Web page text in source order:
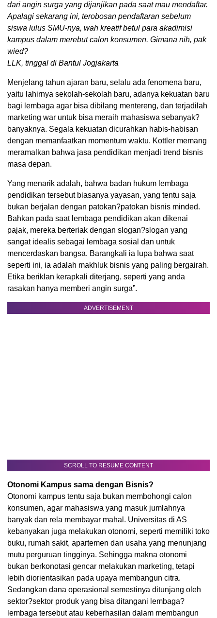
dari angin surga yang dijanjikan pada saat mau mendaftar.
Apalagi sekarang ini, terobosan pendaftaran sebelum
siswa lulus SMU-nya, wah kreatif betul para akadimisi
kampus dalam merebut calon konsumen. Gimana nih, pak
wied?
LLK, tinggal di Bantul Jogjakarta
Menjelang tahun ajaran baru, selalu ada fenomena baru,
yaitu lahirnya sekolah-sekolah baru, adanya kekuatan baru
bagi lembaga agar bisa dibilang mentereng, dan terjadilah
marketing war untuk bisa meraih mahasiswa sebanyak?
banyaknya. Segala kekuatan dicurahkan habis-habisan
dengan memanfaatkan momentum waktu. Kottler memang
meramalkan bahwa jasa pendidikan menjadi trend bisnis
masa depan.
Yang menarik adalah, bahwa badan hukum lembaga
pendidikan tersebut biasanya yayasan, yang tentu saja
bukan berjalan dengan patokan?patokan bisnis minded.
Bahkan pada saat lembaga pendidikan akan dikenai
pajak, mereka berteriak dengan slogan?slogan yang
sangat idealis sebagai lembaga sosial dan untuk
mencerdaskan bangsa. Barangkali ia lupa bahwa saat
seperti ini, ia adalah makhluk bisnis yang paling bergairah.
Etika beriklan kerapkali diterjang, seperti yang anda
rasakan hanya memberi angin surga”.
ADVERTISEMENT
SCROLL TO RESUME CONTENT
Otonomi Kampus sama dengan Bisnis?
Otonomi kampus tentu saja bukan membohongi calon
konsumen, agar mahasiswa yang masuk jumlahnya
banyak dan rela membayar mahal. Universitas di AS
kebanyakan juga melakukan otonomi, seperti memiliki toko
buku, rumah sakit, apartemen dan usaha yang menunjang
mutu perguruan tingginya. Sehingga makna otonomi
bukan berkonotasi gencar melakukan marketing, tetapi
lebih diorientasikan pada upaya membangun citra.
Sedangkan dana operasional semestinya ditunjang oleh
sektor?sektor produk yang bisa ditangani lembaga?
lembaga tersebut atau keberhasilan dalam membangun